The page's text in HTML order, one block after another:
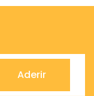
Aderir